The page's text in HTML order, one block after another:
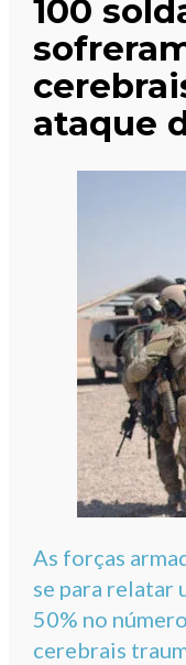
100
ataque
As forças
se para relatar
50% no
cerebrais